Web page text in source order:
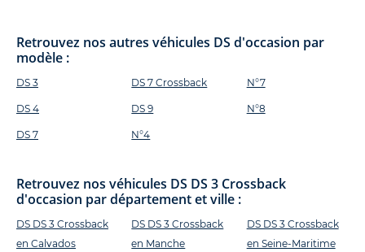
Retrouvez nos autres véhicules DS d'occasion par
modèle :
DS 3
DS 4
DS 7
DS 7 Crossback
DS 9
N°4
N°7
N°8
Retrouvez nos véhicules DS DS 3 Crossback
d'occasion par département et ville :
DS DS 3 Crossback
en Calvados
DS DS 3 Crossback
en Manche
DS DS 3 Crossback
en Seine-Maritime